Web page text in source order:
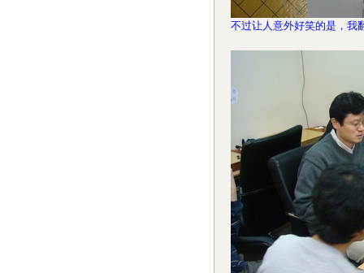
不过让人意外好笑的是，我